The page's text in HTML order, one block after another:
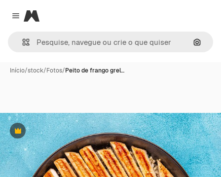
Close menu
Magnific
Início/stock/Fotos/Peito de frango grel…
Premium